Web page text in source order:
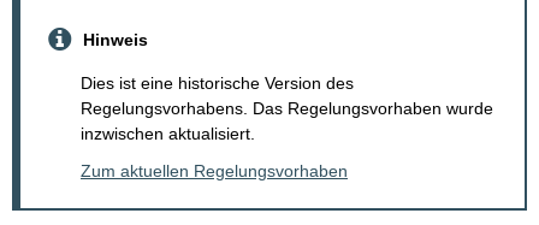
Hinweis
Dies ist eine historische Version des
Regelungsvorhabens. Das Regelungsvorhaben wurde
inzwischen aktualisiert.
Zum aktuellen Regelungsvorhaben